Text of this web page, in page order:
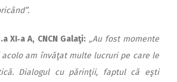
XI‑a A, CNCN Galaţi: „Au fost momente
am învăţat multe lucruri pe care le
Dialogul cu părinţii, faptul că eşti